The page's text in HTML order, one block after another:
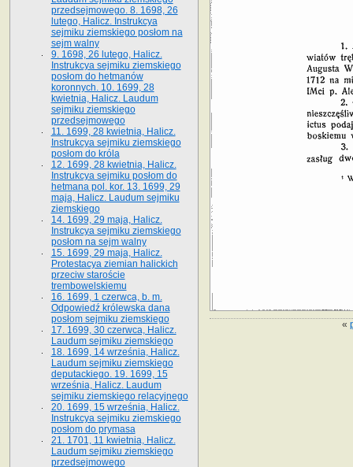
«
przedsejmowego. 8. 1698, 26
lutego, Halicz. Instrukcya
sejmiku ziemskiego posłom na
sejm walny
9. 1698, 26 lutego, Halicz.
Instrukcya sejmiku ziemskiego
posłom do hetmanów
koronnych. 10. 1699, 28
kwietnia, Halicz. Laudum
sejmiku ziemskiego
przedsejmowego
11. 1699, 28 kwietnia, Halicz.
Instrukcya sejmiku ziemskiego
posłom do króla
12. 1699, 28 kwietnia, Halicz.
Instrukcya sejmiku posłom do
hetmana pol. kor. 13. 1699, 29
maja, Halicz. Laudum sejmiku
ziemskiego
14. 1699, 29 maja, Halicz.
Instrukcya sejmiku ziemskiego
posłom na sejm walny
15. 1699, 29 maja, Halicz.
Protestacya ziemian halickich
przeciw staroście
trembowelskiemu
16. 1699, 1 czerwca, b. m.
Odpowiedź królewska dana
posłom sejmiku ziemskiego
17. 1699, 30 czerwca, Halicz.
Laudum sejmiku ziemskiego
18. 1699, 14 września, Halicz.
Laudum sejmiku ziemskiego
deputackiego. 19. 1699, 15
września, Halicz. Laudum
sejmiku ziemskiego relacyjnego
20. 1699, 15 września, Halicz.
Instrukcya sejmiku ziemskiego
posłom do prymasa
21. 1701, 11 kwietnia, Halicz.
Laudum sejmiku ziemskiego
przedsejmowego